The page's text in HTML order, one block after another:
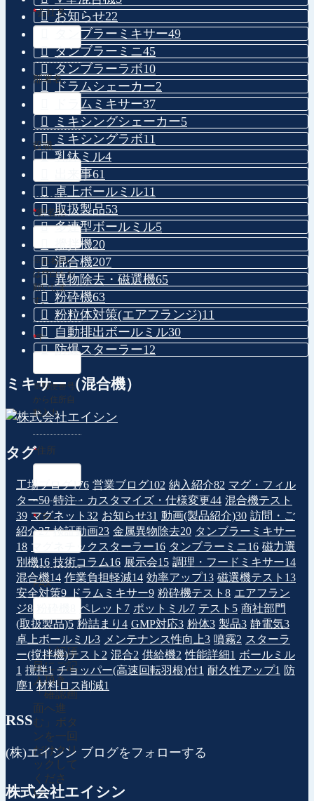
*会社名
部署名
役職
*御名前
※姓名間に
は空白をお
願いしま
す。
*〒
※郵便番号
から住所自
動入力
*住所
*TEL
FAX
上記項
目にご記
入頂き、
「確認画
面へ進
む」ボタ
ンを一回
だけクリ
ックして
くださ
い。
お知らせ22
タンブラーミキサー49
タンブラーミニ45
タンブラーラボ10
ドラムシェーカー2
ドラムミキサー37
ミキシングシェーカー5
ミキシングラボ11
乳鉢ミル4
出来事61
卓上ボールミル11
取扱製品53
多連型ボールミル5
攪拌機20
混合機207
異物除去・磁選機65
粉砕機63
粉粒体対策(エアフランジ)11
自動排出ボールミル30
防爆スターラー12
ミキサー（混合機）
タグ
工場ブログ176 営業ブログ102 納入紹介82 マグ・フィル
ター50 特注・カスタマイズ・仕様変更44 混合機テスト
39 マグネット 32 お知らせ31 動画(製品紹介)30 訪問・ご
紹介27 検証動画23 金属異物除去20 タンブラーミキサー
18 マグネチックスターラー16 タンブラーミニ16 磁力選
別機16 技術コラム16 展示会15 調理・フードミキサー14
混合機14 作業負担軽減14 効率アップ13 磁選機テスト 13
安全対策9 ドラムミキサー9 粉砕機テスト 8 エアフラン
ジ8 ペレット 7 ポットミル7 テスト 5 商社部門
(取扱製品)5 粉詰まり 4 GMP対応3 粉体3 製品3 静電気3
卓上ボールミル3 メンテナンス性向上3 噴霧2 スターラ
ー(撹拌機)テスト 2 混合2 供給機2 性能詳細1 ボールミル
1 撹拌1 チョッパー(高速回転羽根)付1 耐久性アップ1 防
塵1 材料ロス削減1
RSS
(株)エイシン ブログをフォローする
株式会社エイシン